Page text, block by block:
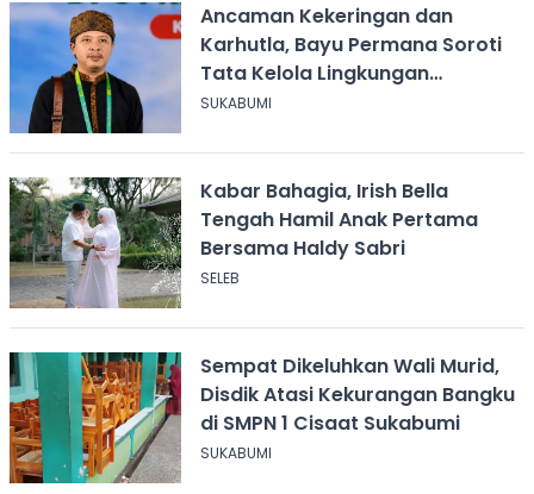
Ancaman Kekeringan dan
Karhutla, Bayu Permana Soroti
Tata Kelola Lingkungan
Sukabumi
SUKABUMI
Kabar Bahagia, Irish Bella
Tengah Hamil Anak Pertama
Bersama Haldy Sabri
SELEB
Sempat Dikeluhkan Wali Murid,
Disdik Atasi Kekurangan Bangku
di SMPN 1 Cisaat Sukabumi
SUKABUMI